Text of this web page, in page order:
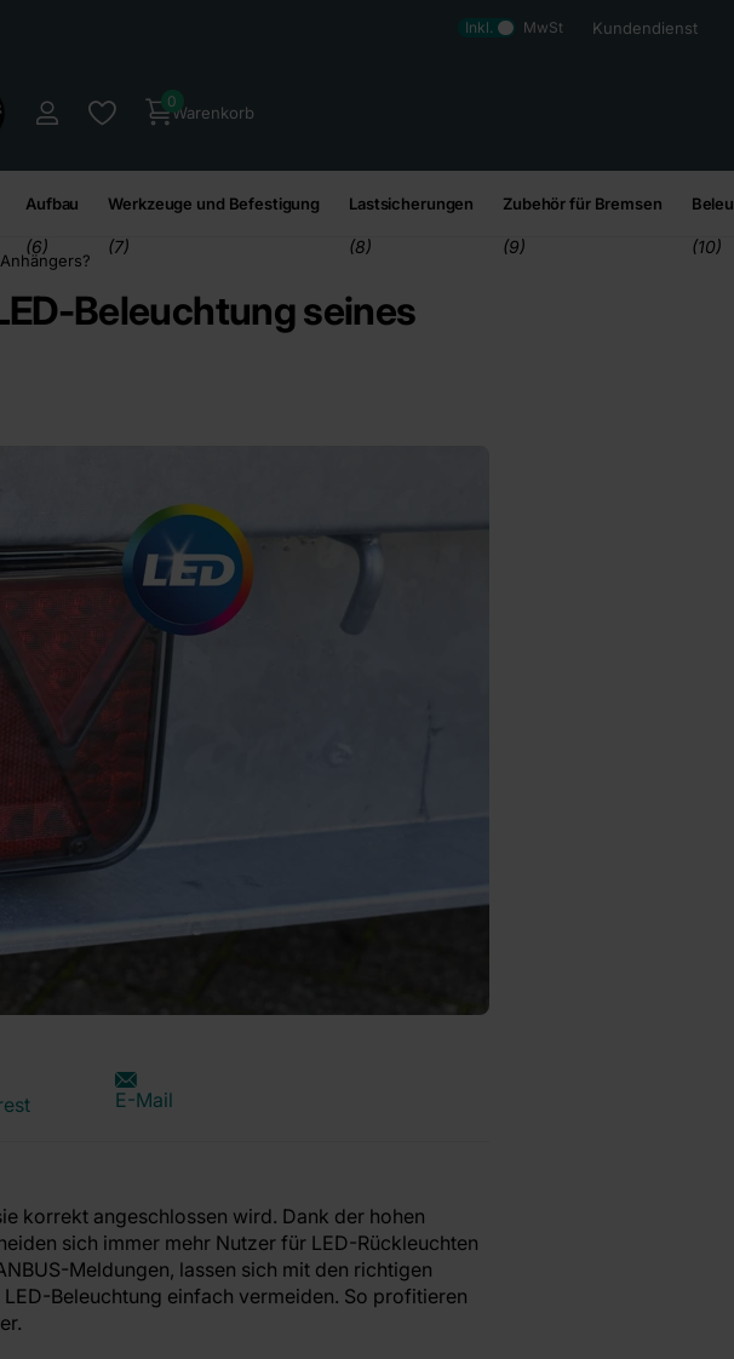
Inkl. MwSt Kundendienst
Warenkorb
0
Aufbau
(6)
Werkzeuge und Befestigung
(7)
Lastsicherungen
(8)
Zubehör für Bremsen
(9) (10)
Beleuchtung seines
E-Mail
korrekt angeschlossen wird. Dank der hohen
sich immer mehr Nutzer für LED-Rückleuchten
Meldungen, lassen sich mit den richtigen
Beleuchtung einfach vermeiden. So profitieren